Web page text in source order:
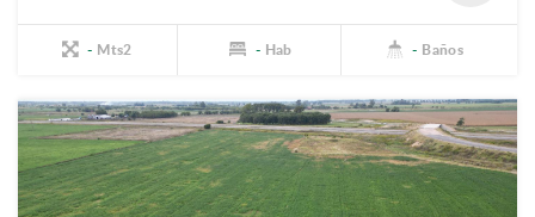
- Mts2 - Hab - Baños